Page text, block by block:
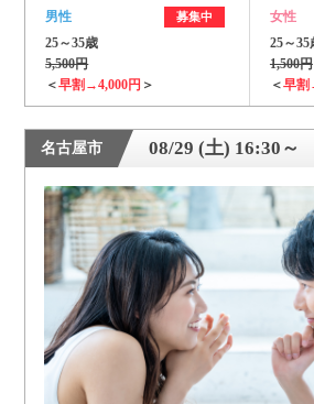
男性 募集中
25～35歳
5,500円
＜早割→4,000円 ＞
女性
25～35
1,500円
＜早割
名古屋市 08/29 (土) 16:30～